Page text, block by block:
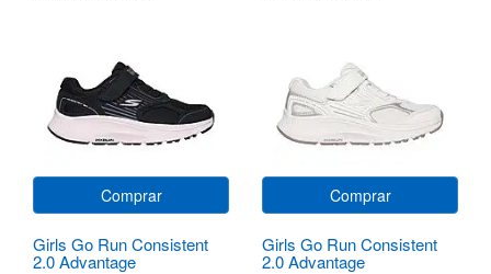
Comprar
Girls Go Run Consistent
2.0 Advantage
Comprar
Girls Go Run Consistent
2.0 Advantage